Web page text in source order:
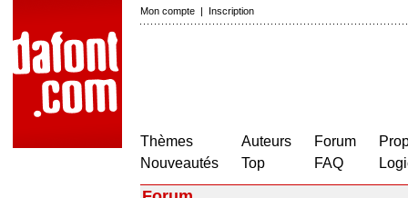
Mon compte | Inscription
Thèmes
Nouveautés
Auteurs
Top
Forum
FAQ